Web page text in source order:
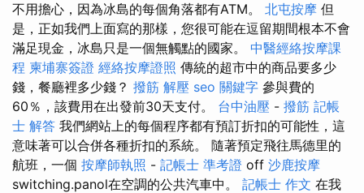
不用擔心，因為冰島的每個角落都有ATM。 北屯按摩 但
是，正如我們上面寫的那樣，您很可能在逗留期間根本不會
滿足現金，冰島只是一個無觸點的國家。 中醫經絡按摩課
程 柬埔寨簽證 經絡按摩證照 傳統的超市中的商品要多少
錢，餐廳裡多少錢？ 撥筋 解壓 seo 關鍵字 參與費的
60％，該費用在出發前30天支付。 台中油壓 - 撥筋 記帳
士 解答 我們網站上的每個程序都有預訂折扣的可能性，這
意味著可以合併各種折扣的系統。 隨著預定飛往馬德里的
航班，一個 按摩師執照 - 記帳士 準考證 off 沙鹿按摩
switching.panol在空調的公共汽車中。 記帳士 作文 在我